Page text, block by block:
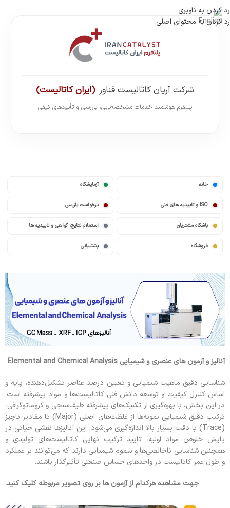
رد کردن به ناوبری
رد کردن به محتوای اصلی
شرکت آریان کاتالیست فناور (ایران کاتالیست)
پلتفرم هوشمند خدمات مشخصه‌یابی، بازرسی و تأییدهای کیفی
خانه آزمایشگاه
ISO و تاییدیه های فنی درخواست بازرسی
باشگاه مشتریان استعلام نتایج، گواهی و تاییدیه ها
فروشگاه پشتیبانی
آنالیز و آزمون های عنصری و شیمیایی
شناسایی دقیق ماهیت شیمیایی و تعیین درصد عناصر تشکیل‌دهنده، پایه و
اساس کنترل کیفیت و توسعه دانش فنی کاتالیست‌ها و مواد پیشرفته است.
در این بخش، با بهره‌گیری از تکنیک‌های پیشرفته طیف‌سنجی و کروماتوگرافی،
ترکیب دقیق شیمیایی نمونه‌ها از غلظت‌های اصلی (Major) تا مقادیر ناچیز
(Trace) با دقت بسیار بالا اندازه‌گیری می‌شود. این آنالیزها نقشی حیاتی در
پایش خلوص مواد اولیه، تایید ترکیب نهایی کاتالیست‌های تولیدی و
همچنین شناسایی ناخالصی‌ها و سموم شیمیایی دارند که می‌توانند بر عملکرد
و طول عمر کاتالیست در واحدهای حساس صنعتی تأثیرگذار باشند.
جهت مشاهده هرکدام از آزمون ها بر روی تصویر مربوطه کلیک کنید.